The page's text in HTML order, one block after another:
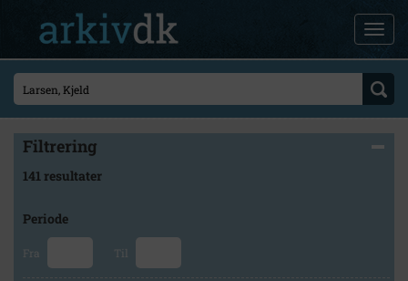
Filtrering
141 resultater
Periode
Fra Til